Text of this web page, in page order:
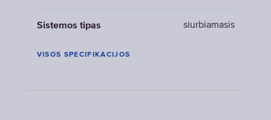
Sistemos tipas siurbiamasis
VISOS SPECIFIKACIJOS